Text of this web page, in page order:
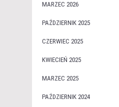
MARZEC 2026
PAŹDZIERNIK 2025
CZERWIEC 2025
KWIECIEŃ 2025
MARZEC 2025
PAŹDZIERNIK 2024